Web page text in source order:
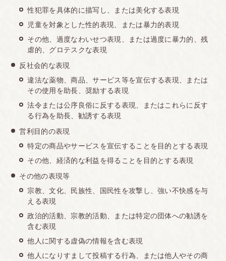
性犯罪を具体的に描写し、または美化する表現
児童を対象とした性的表現、または暴力的表現
その他、過度なわいせつ表現、または過度に暴力的、残
虐的、グロテスクな表現
反社会的な表現
違法な薬物、商品、サービス等を宣伝する表現、または
その使用を助長、奨励する表現
法令または公序良俗に反する表現、またはこれらに反す
る行為を助長、勧誘する表現
営利目的の表現
特定の商品やサービスを宣伝することを目的とする表現
その他、経済的な利益を得ることを目的とする表現
その他の表現等
宗教、文化、民族性、国民性を攻撃し、強い不快感を与
える表現
政治的活動、宗教的活動、または特定の団体への勧誘を
含む表現
他人に関する虚偽の情報を含む表現
他人になりすまして投稿する行為、または他人やその商